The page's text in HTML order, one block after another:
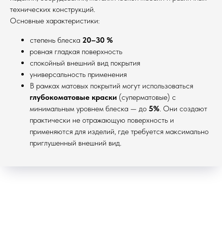
технических конструкций.
Основные характеристики:
степень блеска 20–30 %
ровная гладкая поверхность
спокойный внешний вид покрытия
универсальность применения
В рамках матовых покрытий могут использоваться
глубокоматовые краски (суперматовые) с
минимальным уровнем блеска — до 5%. Они создают
практически не отражающую поверхность и
применяются для изделий, где требуется максимально
приглушенный внешний вид.